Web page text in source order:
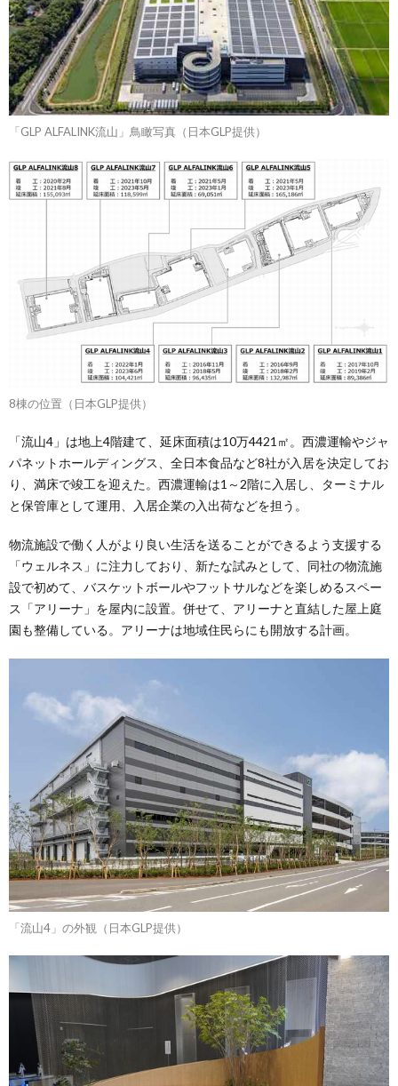
「GLP ALFALINK流山」鳥瞰写真（日本GLP提供）
8棟の位置（日本GLP提供）
「流山4」は地上4階建て、延床面積は10万4421㎡。西濃運輸やジャ
パネットホールディングス、全日本食品など8社が入居を決定してお
り、満床で竣工を迎えた。西濃運輸は1～2階に入居し、ターミナル
と保管庫として運用、入居企業の入出荷などを担う。
物流施設で働く人がより良い生活を送ることができるよう支援する
「ウェルネス」に注力しており、新たな試みとして、同社の物流施
設で初めて、バスケットボールやフットサルなどを楽しめるスペー
ス「アリーナ」を屋内に設置。併せて、アリーナと直結した屋上庭
園も整備している。アリーナは地域住民らにも開放する計画。
「流山4」の外観（日本GLP提供）